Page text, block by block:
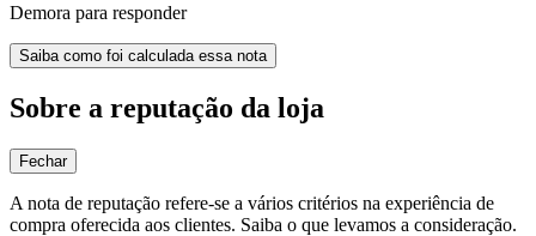
Demora para responder
Saiba como foi calculada essa nota
Sobre a reputação da loja
Fechar
A nota de reputação refere-se a vários critérios na experiência de
compra oferecida aos clientes. Saiba o que levamos a consideração.